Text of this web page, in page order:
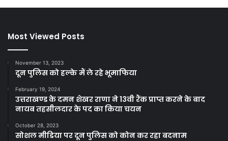
Most Viewed Posts
November 13, 2023
दून पुलिस को हल्के मैं ले रहे भूमाफिया
February 19, 2024
उत्तराखण्ड के दमन शेखर राणा ने 13वी रैंक प्राप्त करने के बाद
नायब तहसीलदार के पद का किया चयन
October 28, 2023
सोशल मीडिया पर दून पुलिस को कोन कर रहा बदनाम